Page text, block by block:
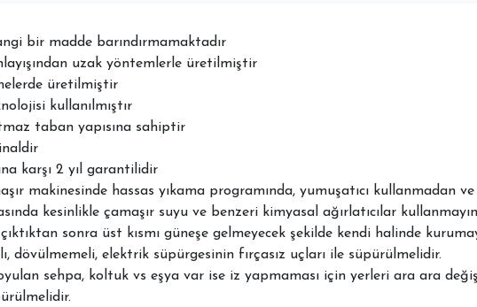
bir madde barındırmamaktadır
uzak yöntemlerle üretilmiştir
üretilmiştir
kullanılmıştır
taban yapısına sahiptir
karşı 2 yıl garantilidir
makinesinde hassas yıkama programında, yumuşatıcı kullanmadan
kesinlikle çamaşır suyu ve benzeri kimyasal ağırlatıcılar
sonra üst kısmı güneşe gelmeyecek şekilde kendi halinde
dövülmemeli, elektrik süpürgesinin fırçasız uçları ile süpürülmelidir.
sehpa, koltuk vs eşya var ise iz yapmaması için yerleri ara ara